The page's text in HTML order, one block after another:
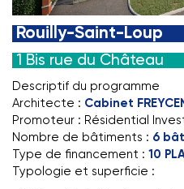
Rouilly-Saint-
1 Bis rue du
Descriptif du programme
Architecte : Cabinet
Promoteur : Résidential
Nombre de bâtiments : 6
Type de financement : 10
Typologie et superficie :